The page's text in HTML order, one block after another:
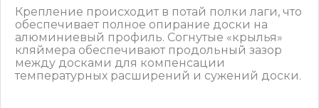
Крепление происходит в потай полки лаги, что
обеспечивает полное опирание доски на
алюминиевый профиль. Согнутые «крылья»
кляймера обеспечивают продольный зазор
между досками для компенсации
температурных расширений и сужений доски.